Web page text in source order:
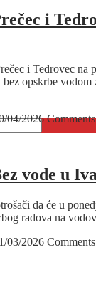
i
i Tedrovec na
opskrbe
04/2026
vode u
da će u
radova na
03/2026